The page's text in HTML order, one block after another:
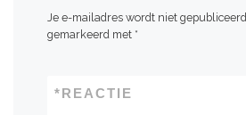
Je e-mailadres wordt niet gepubliceerd.
gemarkeerd met *
REACTIE
*